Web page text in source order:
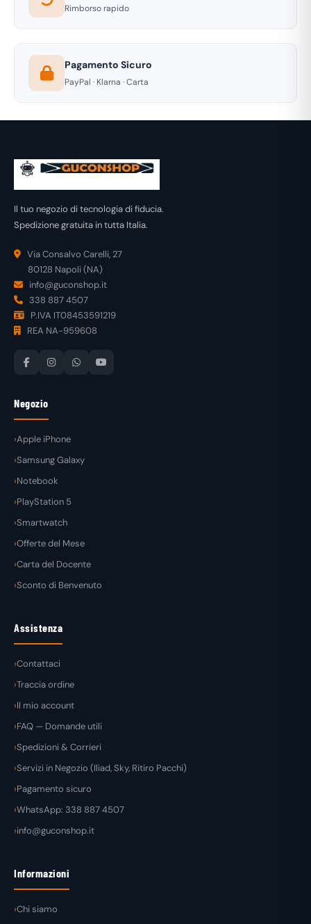
Rimborso rapido
Pagamento Sicuro
PayPal · Klarna · Carta
Il tuo negozio di tecnologia di fiducia.
Spedizione gratuita in tutta Italia.
Via Consalvo Carelli, 27
80128 Napoli (NA)
info@guconshop.it
338 887 4507
P.IVA IT08453591219
REA NA-959608
Negozio
Apple iPhone
Samsung Galaxy
Notebook
PlayStation 5
Smartwatch
Offerte del Mese
Carta del Docente
Sconto di Benvenuto
Assistenza
Contattaci
Traccia ordine
Il mio account
FAQ — Domande utili
Spedizioni & Corrieri
Servizi in Negozio (Iliad, Sky, Ritiro Pacchi)
Pagamento sicuro
WhatsApp: 338 887 4507
info@guconshop.it
Informazioni
Chi siamo